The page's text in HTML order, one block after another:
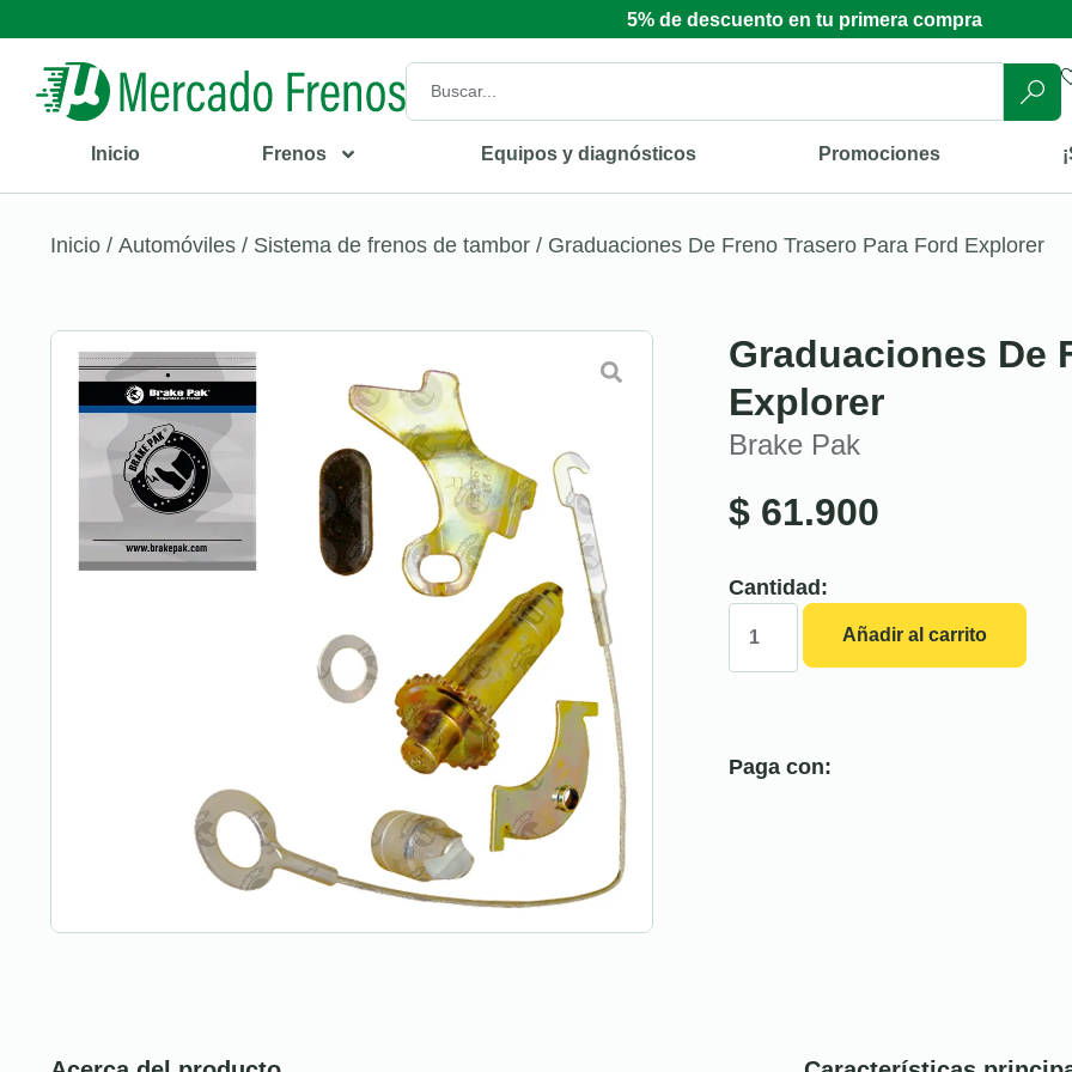
5% de descuento en tu primera compra
Inicio Frenos Equipos y diagnósticos Promociones
Inicio / Automóviles / Sistema de frenos de tambor / Graduaciones De Freno Trasero Para Ford Explorer
Graduaciones De
Explorer
Brake Pak
$ 61.900
Cantidad:
Añadir al carrito
Paga con: